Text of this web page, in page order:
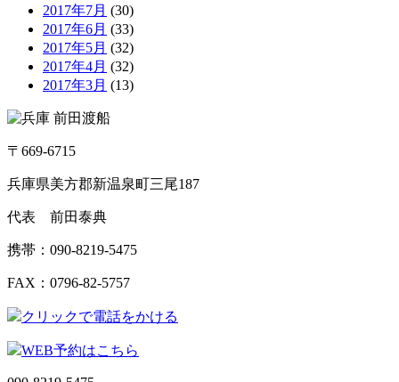
2017年7月 (30)
2017年6月 (33)
2017年5月 (32)
2017年4月 (32)
2017年3月 (13)
〒669-6715
兵庫県美方郡新温泉町三尾187
代表 前田泰典
携帯：090-8219-5475
FAX：0796-82-5757
クリックで電話をかける
WEB予約はこちら